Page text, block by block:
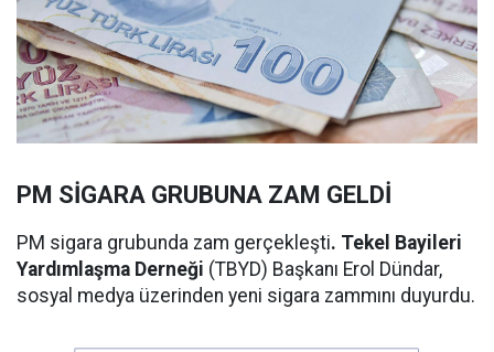
PM SİGARA GRUBUNA ZAM GELDİ
PM sigara grubunda zam gerçekleşti. Tekel Bayileri
Yardımlaşma Derneği (TBYD) Başkanı Erol Dündar,
sosyal medya üzerinden yeni sigara zammını duyurdu.